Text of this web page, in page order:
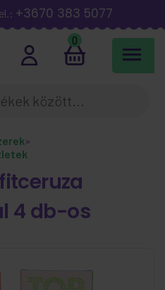
+3670 383 5077
0
»
4 db-os